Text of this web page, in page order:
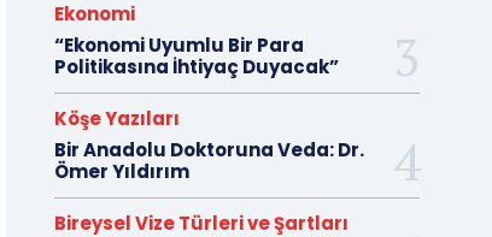
Ekonomi
“Ekonomi Uyumlu Bir Para
Politikasına İhtiyaç Duyacak”
Köşe Yazıları
Bir Anadolu Doktoruna Veda: Dr.
Ömer Yıldırım
Bireysel Vize Türleri ve Şartları